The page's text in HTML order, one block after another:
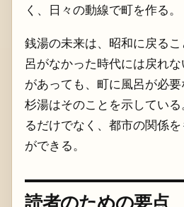
く、日々の動線で町を作る。
銭湯の未来は、昭和に戻る
呂がなかった時代には戻れ
があっても、町に風呂が必
杉湯はそのことを示してい
るだけでなく、都市の関係
ができる。